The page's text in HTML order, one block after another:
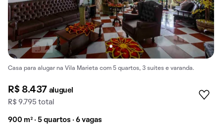
Casa para alugar na Vila Marieta com 5 quartos, 3 suítes e varanda.
R$ 8.437 aluguel
R$ 9.795 total
900 m² · 5 quartos · 6 vagas